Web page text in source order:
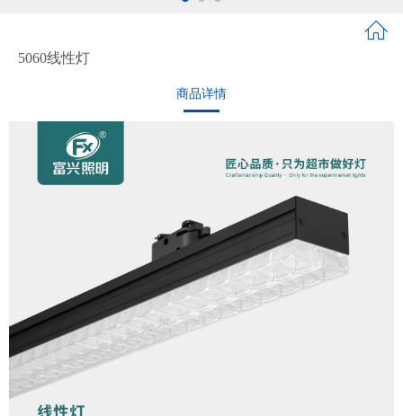
5060线性灯
商品详情